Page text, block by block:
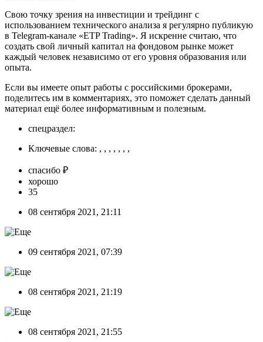
Свою точку зрения на инвестиции и трейдинг с
использованием технического анализа я регулярно публикую
в Telegram-канале «ETP Trading». Я искренне считаю, что
создать свой личный капитал на фондовом рынке может
каждый человек независимо от его уровня образования или
опыта.
Если вы имеете опыт работы с российскими брокерами,
поделитесь им в комментариях, это поможет сделать данный
материал ещё более информативным и полезным.
спецраздел:
Ключевые слова: , , , , , , ,
спасибо ₽
хорошо
35
08 сентября 2021, 21:11
09 сентября 2021, 07:39
08 сентября 2021, 21:19
08 сентября 2021, 21:55